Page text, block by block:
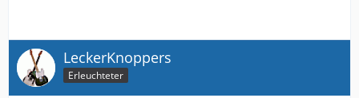
LeckerKnoppers
Erleuchteter